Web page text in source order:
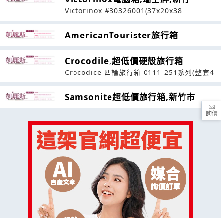
Victorinox #30326001(37x20x38
AmericanTourister旅行箱
Crocodile,超低價硬殼旅行箱
Crocodice 四輪旅行箱 0111-251系列(整套4
Samsonite超低價旅行箱,新竹市
詢價